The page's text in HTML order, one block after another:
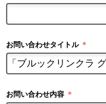
お問い合わせタイトル ＊
お問い合わせ内容 ＊